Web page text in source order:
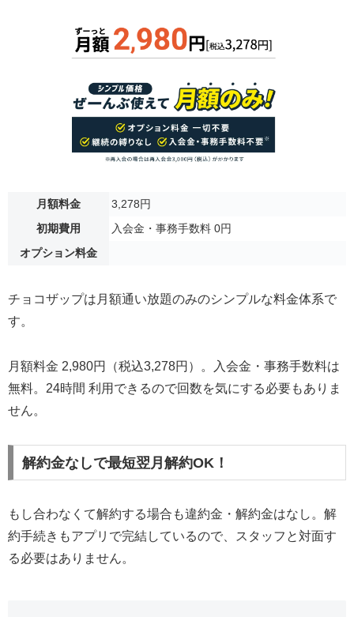
月額料金
3,278円
初期費用
入会金・事務手数料 0円
オプション料金
チョコザップは月額通い放題のみのシンプルな料金体系で
す。
月額料金 2,980円（税込3,278円）。入会金・事務手数料は
無料。24時間 利用できるので回数を気にする必要もありま
せん。
解約金なしで最短翌月解約OK！
もし合わなくて解約する場合も違約金・解約金はなし。解
約手続きもアプリで完結しているので、スタッフと対面す
る必要はありません。